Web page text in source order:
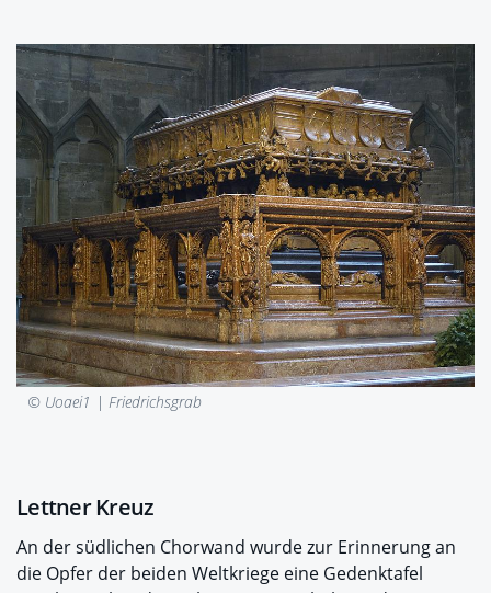
© Uoaei1 | Friedrichsgrab
Lettner Kreuz
An der südlichen Chorwand wurde zur Erinnerung an
die Opfer der beiden Weltkriege eine Gedenktafel